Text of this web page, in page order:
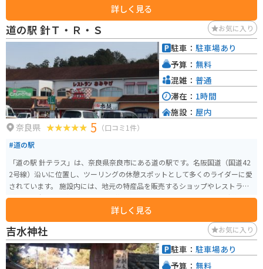
また、レストランでは地元の食材をふんだんに使った料理を味わうことがで
きます。 お土産には、奈良県の名産品である奈良漬けや、柿の葉寿司などが
おすすめです。 バイクで訪れる際は、広々とした駐車場があるので安心で
す。 道の駅 なら歴史芸術文化村は、歴史好きにはたまらないスポットです。
古代への旅に出かけてみてはいかがでしょうか。
詳しく見る
道の駅 針Ｔ・Ｒ・Ｓ お気に入り
奈良県 5 （口コミ1件）
#道の駅
「道の駅 針テラス」は、奈良県奈良市にある道の駅です。名阪国道（国道42
2号線）沿いに位置し、ツーリングの休憩スポットとして多くのライダーに愛
されています。 施設内には、地元の特産品を販売するショップやレストラン
があり、奈良県の名産である吉野葛を使用したスイーツや、地元産の新鮮な
野菜などを楽しむことができます。また、バイク駐車場は広く、多くのライ
ダーが集まることから、バイク用品店やバイク関連のイベントなども開催さ
れています。 奈良市内や周辺観光の拠点としても便利で、世界遺産の元興寺
や、東大寺、春日大社などへのアクセスも良好です。
詳しく見る
駐車： 駐車場あり
予算： 無料
混雑： 普通
滞在： 1時間
施設： 屋内
吉水神社 お気に入り
駐車： 駐車場あり
予算： 無料